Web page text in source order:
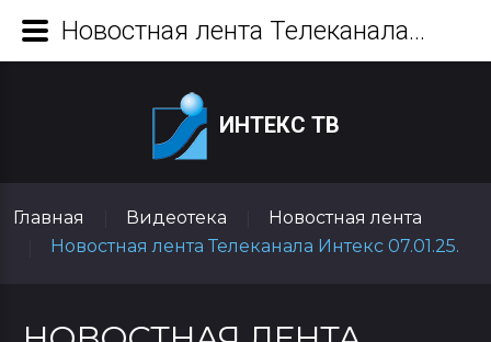
ИНТЕКС ТВ
Главная Видеотека
Новостная лента
Новостная лента Телеканала Интекс 07.01.25.
Новостная лента Телеканала Интекс 07.01.25.